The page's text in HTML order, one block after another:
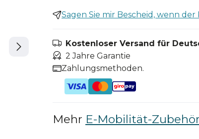
Sagen Sie mir Bescheid, wenn der
Kostenloser Versand für
2 Jahre Garantie
Zahlungsmethoden.
Mehr E-Mobilität-Zubehör